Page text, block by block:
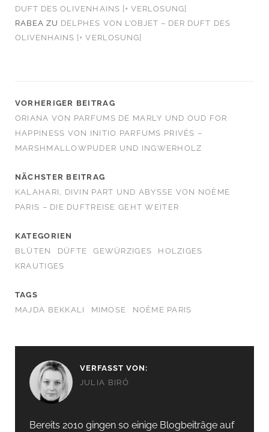
DUFT DES OLIVENHAINS [+ VERLOSUNG]
RABEA ZU DELPHES VON L’OBJET – DER DUFT DES
OLIVENHAINS [+ VERLOSUNG]
VORHERIGER BEITRAG
ORIANA VON PARFUMS DE MARLY UND OUD FOR
HAPPINESS VON INITIO PARFUMS PRIVÉS –
MARSHMALLOWPUDER UND INGWERHOLZ
NÄCHSTER BEITRAG
KALAHARI, DIVIN PART UND ABYSSE VON NOÈME
PARIS – DIE DUFTREISE GEHT WEITER
KATEGORIEN
BLÜTEN
DÜFTE GEWÜRZIGES
HOLZIGES
KRAUTIGES
TAGS
MAJDA BEKKALI
MIMOSE NOÈME PARIS
VERFASST VON:
JULIA BIRÓ
Bereits 2010 gingen so einige Blogbeiträge auf